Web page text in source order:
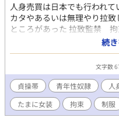
ズムをお届けします。 （過
に限定） 【「男子体操部シ
品を先に読んでいただける
人身売買は日本でも行われ
カタやあるいは無理やり拉
ところがあった 拉致監禁
しみ下さい いいねやお気に
感想等には必ず返事します
ます 姉妹作 京の男 東京の
プしてます。こちらは胸キ
氏はイケオジ作家！可愛い系
ろしく br><br>【お知らせ
href="https://
へ直接飛ぶ</a>
続
文字数
貞操帯 青年性奴隷 人
たまに女装
拘束 制服